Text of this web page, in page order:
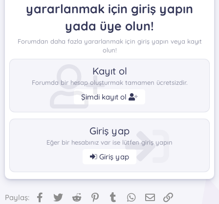
yararlanmak için giriş yapın
yada üye olun!
Forumdan daha fazla yararlanmak için giriş yapın veya kayıt
olun!
Kayıt ol
Forumda bir hesap oluşturmak tamamen ücretsizdir.
Şimdi kayıt ol
Giriş yap
Eğer bir hesabınız var ise lütfen giriş yapın
Giriş yap
Paylaş: Facebook
Twitter Reddit PinterestTumblr WhatsApp
E-posta